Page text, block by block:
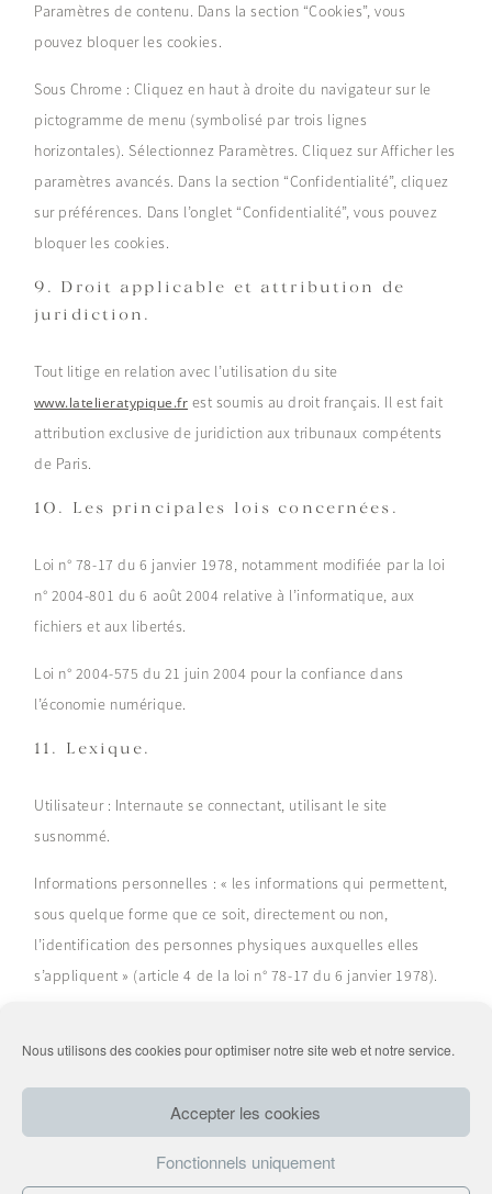
Nous utilisons des cookies pour optimiser notre site web et notre service.
Accepter les cookies
Fonctionnels uniquement
Paramètres de contenu. Dans la section “Cookies”, vous
pouvez bloquer les cookies.
Sous Chrome : Cliquez en haut à droite du navigateur sur le
pictogramme de menu (symbolisé par trois lignes
horizontales). Sélectionnez Paramètres. Cliquez sur Afficher les
paramètres avancés. Dans la section “Confidentialité”, cliquez
sur préférences. Dans l’onglet “Confidentialité”, vous pouvez
bloquer les cookies.
9. Droit applicable et attribution de
juridiction.
Tout litige en relation avec l’utilisation du site
www.latelieratypique.fr est soumis au droit français. Il est fait
attribution exclusive de juridiction aux tribunaux compétents
de Paris.
10. Les principales lois concernées.
Loi n° 78-17 du 6 janvier 1978, notamment modifiée par la loi
n° 2004-801 du 6 août 2004 relative à l’informatique, aux
fichiers et aux libertés.
Loi n° 2004-575 du 21 juin 2004 pour la confiance dans
l’économie numérique.
11. Lexique.
Utilisateur : Internaute se connectant, utilisant le site
susnommé.
Informations personnelles : « les informations qui permettent,
sous quelque forme que ce soit, directement ou non,
l’identification des personnes physiques auxquelles elles
s’appliquent » (article 4 de la loi n° 78-17 du 6 janvier 1978).
Suivez-nous sur Instagram
@latelieratypique
COPYRIGHT ©2026 L'ATELIER ATYPIQUE